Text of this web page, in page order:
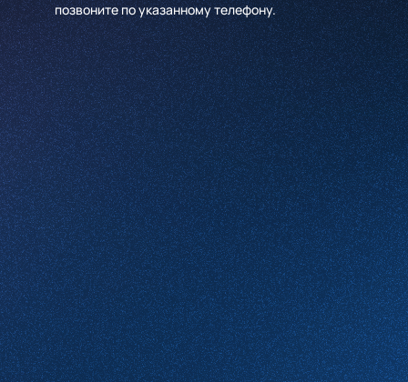
позвоните по указанному телефону.
Имя*
Компания*
Телефон*
Email
Какие услуги вас интересуют
Комментарий